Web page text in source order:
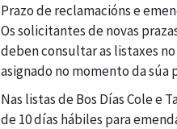
Prazo de reclamacións e
Os solicitantes de novas
deben consultar as listaxes
asignado no momento da súa
Nas listas de Bos Días Cole
de 10 días hábiles para